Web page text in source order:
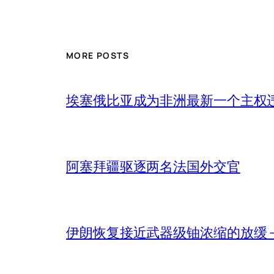
MORE POSTS
埃塞俄比亚成为非洲最新一个主权
阿塞拜疆驱逐两名法国外交官
伊朗恢复接近武器级铀浓缩的放缓